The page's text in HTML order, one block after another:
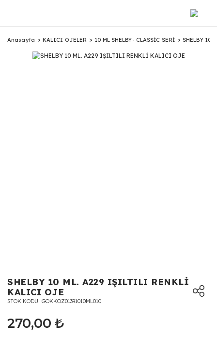
Anasayfa KALICI OJELER 10 ML SHELBY- CLASSİC SERİ SHELBY 10
SHELBY 10 ML. A229 IŞILTILI RENKLİ
KALICI OJE
STOK KODU GOKKOZ01391010ML010
270,00 ₺